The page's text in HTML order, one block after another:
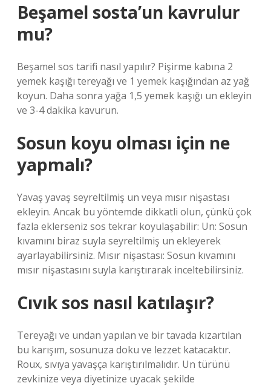
Beşamel sosta’un kavrulur
mu?
Beşamel sos tarifi nasıl yapılır? Pişirme kabına 2
yemek kaşığı tereyağı ve 1 yemek kaşığından az yağ
koyun. Daha sonra yağa 1,5 yemek kaşığı un ekleyin
ve 3-4 dakika kavurun.
Sosun koyu olması için ne
yapmalı?
Yavaş yavaş seyreltilmiş un veya mısır nişastası
ekleyin. Ancak bu yöntemde dikkatli olun, çünkü çok
fazla eklerseniz sos tekrar koyulaşabilir: Un: Sosun
kıvamını biraz suyla seyreltilmiş un ekleyerek
ayarlayabilirsiniz. Mısır nişastası: Sosun kıvamını
mısır nişastasını suyla karıştırarak inceltebilirsiniz.
Cıvık sos nasıl katılaşır?
Tereyağı ve undan yapılan ve bir tavada kızartılan
bu karışım, sosunuza doku ve lezzet katacaktır.
Roux, sıvıya yavaşça karıştırılmalıdır. Un türünü
zevkinize veya diyetinize uyacak şekilde